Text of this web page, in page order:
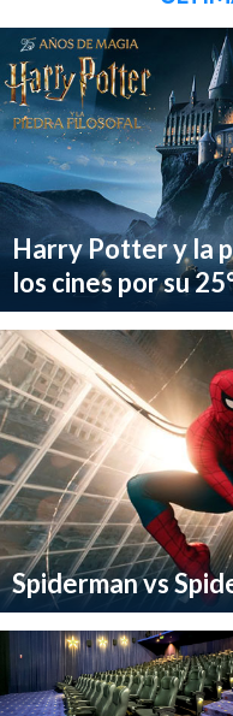
Harry Potter y la
los cines por su
Spiderman vs